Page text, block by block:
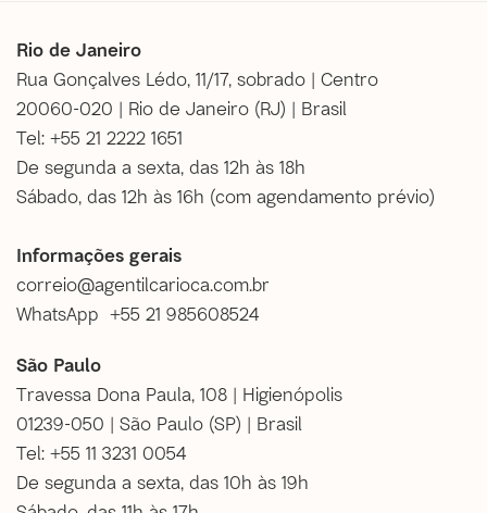
Rio de Janeiro
Rua Gonçalves Lédo, 11/17, sobrado | Centro
20060-020 | Rio de Janeiro (RJ) | Brasil
Tel: +55 21 2222 1651
De segunda a sexta, das 12h às 18h
Sábado, das 12h às 16h (com agendamento prévio)
Informações gerais
correio@agentilcarioca.com.br
WhatsApp +55 21 985608524
São Paulo
Travessa Dona Paula, 108 | Higienópolis
01239-050 | São Paulo (SP) | Brasil
Tel: +55 11 3231 0054
De segunda a sexta, das 10h às 19h